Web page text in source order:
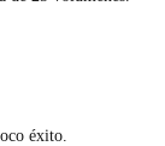
éxito.